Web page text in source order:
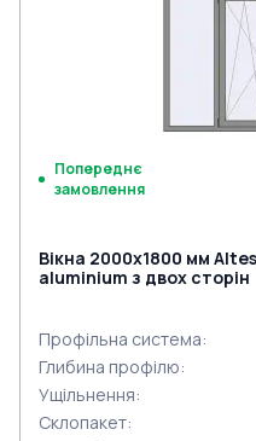
Попереднє
замовлення
Вікна 2000x1800 мм
aluminium з двох сторін
Профільна система:
Глибина профілю:
Ущільнення:
Склопакет: